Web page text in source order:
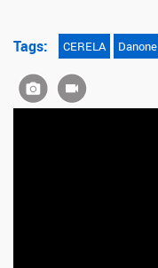
Tags: CERELA Danone